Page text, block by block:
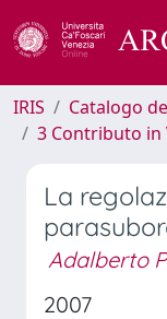
IRIS
Catalogo
3 Contributo in
La
Adalberto
2007